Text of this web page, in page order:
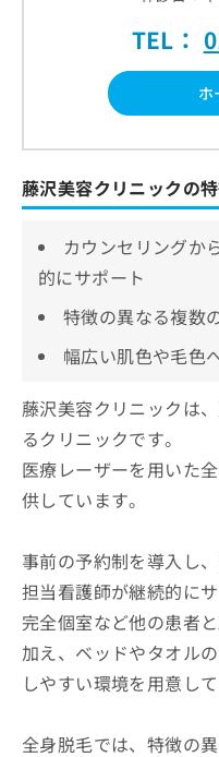
TEL：
ホ
藤沢美容クリニックの
カウンセリングか
的にサポート
特徴の異なる複数
幅広い肌色や毛色
藤沢美容クリニックは
るクリニックです。
医療レーザーを用いた
供しています。
事前の予約制を導入し
担当看護師が継続的にサ
完全個室など他の患者
加え、ベッドやタオル
しやすい環境を用意して
全身脱毛では、特徴の